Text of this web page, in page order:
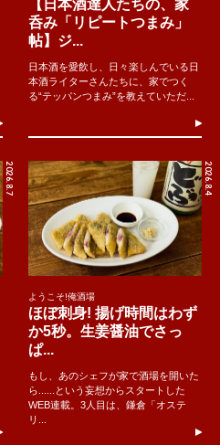
【日本酒達人たちの、家
呑み「リピートつまみ」
帖】ジ...
日本酒を愛飲し、日々楽しんでいる日
本酒ライターさんたちに、家でつく
る“テッパンつまみ”を教えていただ...
2026.8.7 2026.8.4
ようこそ!俺酒場
ほぼ刺身! 揚げ時間はわず
か5秒。生姜醤油でさっ
ぱ...
もし、あのシェフが家で酒場を開いた
ら......という妄想からスタートした
WEB連載。3人目は、鎌倉「オステ
リ...